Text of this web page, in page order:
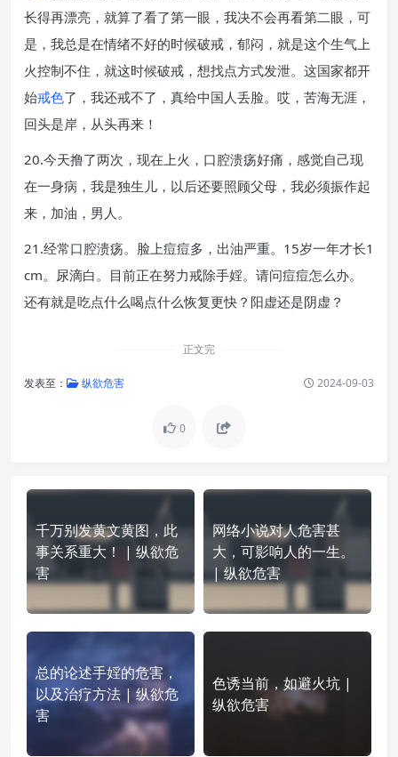
长得再漂亮，就算了看了第一眼，我决不会再看第二眼，可
是，我总是在情绪不好的时候破戒，郁闷，就是这个生气上
火控制不住，就这时候破戒，想找点方式发泄。这国家都开
始戒色了，我还戒不了，真给中国人丢脸。哎，苦海无涯，
回头是岸，从头再来！
20.今天撸了两次，现在上火，口腔溃疡好痛，感觉自己现
在一身病，我是独生儿，以后还要照顾父母，我必须振作起
来，加油，男人。
21.经常口腔溃疡。脸上痘痘多，出油严重。15岁一年才长1
cm。尿滴白。目前正在努力戒除手婬。请问痘痘怎么办。
还有就是吃点什么喝点什么恢复更快？阳虚还是阴虚？
正文完
发表至： 纵欲危害 2024-09-03
0
千万别发黄文黄图，此
事关系重大！ | 纵欲危
害
网络小说对人危害甚
大，可影响人的一生。
| 纵欲危害
总的论述手婬的危害，
以及治疗方法 | 纵欲危
害
色诱当前，如避火坑 |
纵欲危害